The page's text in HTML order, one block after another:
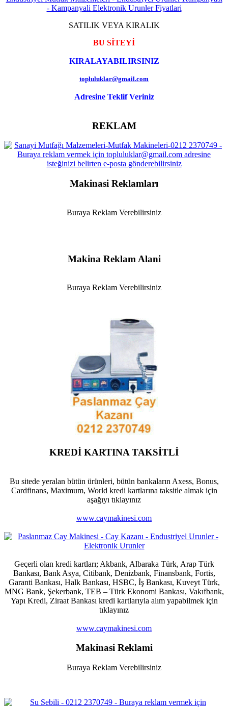
SATILIK VEYA KIRALIK
BU SİTEYİ
KIRALAYABILIRSINIZ
topluluklar@gmail.com
Adresine Teklif Veriniz
REKLAM
Makinasi Reklamları
Buraya Reklam Verebilirsiniz
Makina Reklam Alani
Buraya Reklam Verebilirsiniz
KREDİ KARTINA TAKSİTLİ
Bu sitede yeralan bütün ürünleri, bütün bankaların Axess, Bonus,
Cardfinans, Maximum, World kredi kartlarına taksitle almak için
aşağıyı tıklayınız
www.caymakinesi.com
Geçerli olan kredi kartları; Akbank, Albaraka Türk, Arap Türk
Bankası, Bank Asya, Citibank, Denizbank, Finansbank, Fortis,
Garanti Bankası, Halk Bankası, HSBC, İş Bankası, Kuveyt Türk,
MNG Bank, Şekerbank, TEB – Türk Ekonomi Bankası, Vakıfbank,
Yapı Kredi, Ziraat Bankası kredi kartlarıyla alım yapabilmek için
tıklayınız
www.caymakinesi.com
Makinasi Reklami
Buraya Reklam Verebilirsiniz